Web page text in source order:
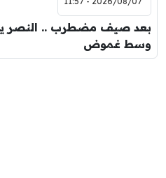
بعد صيف مضطرب .. النصر
وسط غموض